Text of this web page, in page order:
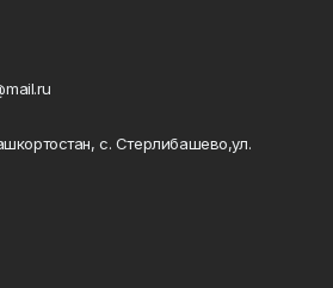
c. Стерлибашево,ул.